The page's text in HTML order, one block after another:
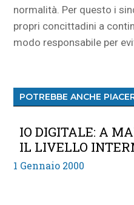
normalità. Per questo i
propri concittadini a
modo responsabile per
POTREBBE ANCHE
IO DIGITALE: A
IL LIVELLO
1 Gennaio 2000